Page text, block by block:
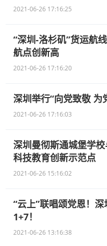
2021-06-26 17:16:25
“深圳-洛杉矶”货运航
航点创新高
2021-06-26 17:16:20
深圳举行“向党致敬 为
2021-06-26 17:16:03
深圳曼彻斯通城堡学
科技教育创新示范点
2021-06-26 15:16:02
“云上”联唱颂党恩！
1+7！
2021-06-26 13:16:38